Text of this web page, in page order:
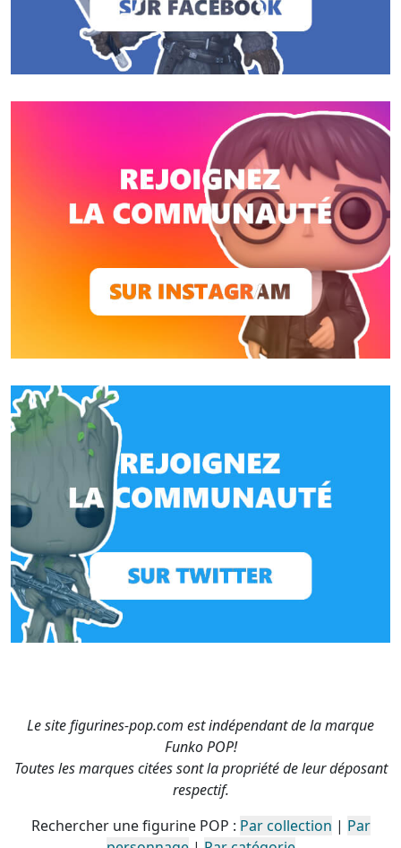
Le site figurines-pop.com est indépendant de la marque
Funko POP!
Toutes les marques citées sont la propriété de leur déposant
respectif.
Rechercher une figurine POP : Par collection | Par